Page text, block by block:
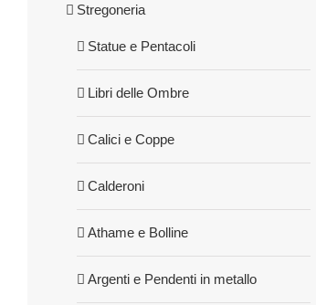
Stregoneria
Statue e Pentacoli
Libri delle Ombre
Calici e Coppe
Calderoni
Athame e Bolline
Argenti e Pendenti in metallo